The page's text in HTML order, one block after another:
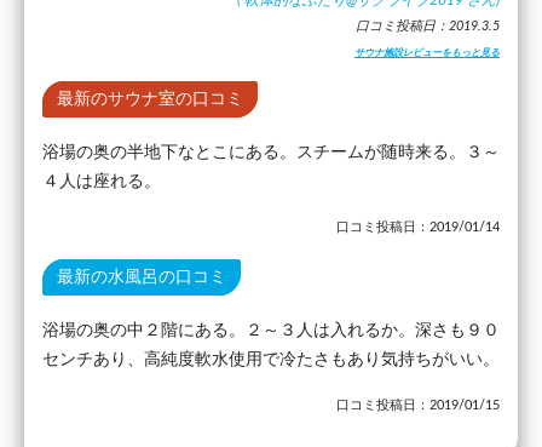
口コミ投稿日：2019.3.5
サウナ施設レビューをもっと見る
最新のサウナ室の口コミ
浴場の奥の半地下なとこにある。スチームが随時来る。３～
４人は座れる。
口コミ投稿日：2019/01/14
最新の水風呂の口コミ
浴場の奥の中２階にある。２～３人は入れるか。深さも９０
センチあり、高純度軟水使用で冷たさもあり気持ちがいい。
口コミ投稿日：2019/01/15